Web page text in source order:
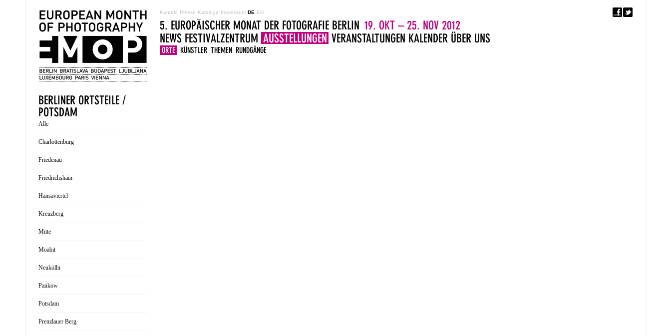
Kontakt Presse Kataloge Impressum DE EN 5. EUROPÄISCHER
5. EUROPÄISCHER MONAT DER FOTOGRAFIE BERLIN 19. OKT – 25. NOV 2012
NEWS FESTIVALZENTRUM AUSSTELLUNGEN
ORTE KÜNSTLER THEMEN RUNDGÄNGE
VERANSTALTUNGEN KALENDER ÜBER UNS
BERLINER ORTSTEILE /
POTSDAM
Alle
Charlottenburg
Friedenau
Friedrichshain
Hansaviertel
Kreuzberg
Mitte
Moabit
Neukölln
Pankow
Potsdam
Prenzlauer Berg